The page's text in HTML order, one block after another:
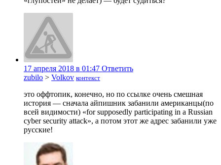
17 апреля 2018 в 01:47 Ответить
zubilo > Volkov контекст
это оффтопик, конечно, но по ссылке очень смешная
история — сначала айпишник забанили американцы(по
всей видимости) «for supposedly participating in a Russian
cyber security attack», а потом этот же адрес забанили уже
русские!